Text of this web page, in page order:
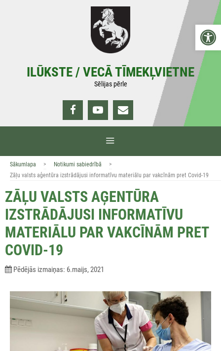
ILŪKSTE / VECĀ TĪMEKĻVIETNE
Sēlijas pērle
Sākumlapa > Notikumi sabiedrībā
>
Zāļu valsts aģentūra izstrādājusi informatīvu materiālu par vakcīnām pret Covid-19
ZĀĻU VALSTS AĢENTŪRA
IZSTRĀDĀJUSI INFORMATĪVU
MATERIĀLU PAR VAKCĪNĀM PRET
COVID-19
Pēdējās izmaiņas: 6.maijs, 2021